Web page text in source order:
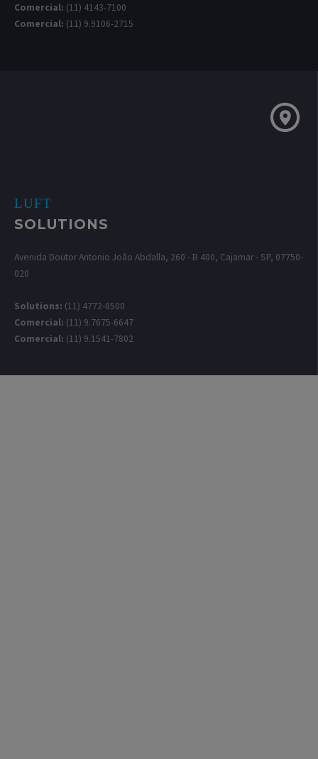
Comercial: (11) 4143-7100
Comercial: (11) 9.9106-2715
LUFT
SOLUTIONS
Avenida Doutor Antonio João Abdalla, 260 - B 400, Cajamar - SP, 07750-
020
Solutions: (11) 4772-8500
Comercial: (11) 9.7675-6647
Comercial: (11) 9.1541-7802